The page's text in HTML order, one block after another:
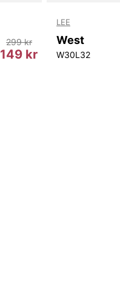
149 kr
299 kr
LEE
West
W30L32